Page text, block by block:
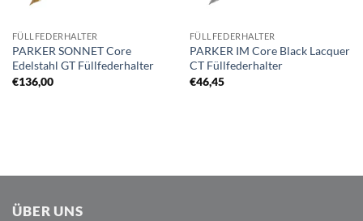
FÜLLFEDERHALTER
PARKER SONNET Core
Edelstahl GT Füllfederhalter
€136,00
FÜLLFEDERHALTER
PARKER IM Core Black Lacquer
CT Füllfederhalter
€46,45
ÜBER UNS